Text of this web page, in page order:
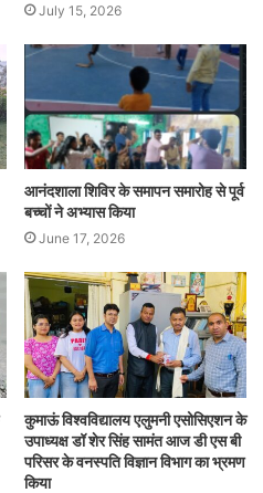
July 15, 2026
आनंदशाला शिविर के समापन समारोह से पूर्व
बच्चों ने अभ्यास किया
June 17, 2026
कुमाऊं विश्वविद्यालय एलुमनी एसोसिएशन के
उपाध्यक्ष डॉ शेर सिंह सामंत आज डी एस बी
परिसर के वनस्पति विज्ञान विभाग का भ्रमण
किया